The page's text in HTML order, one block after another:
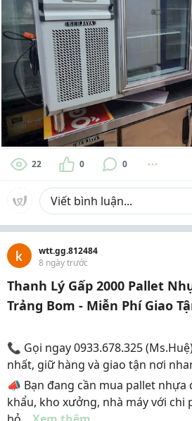
22 0 0
wtt.gg.812484
8 ngày trước
Thanh Lý Gấp 2000 Pallet
Trảng Bom - Miễn Phí Giao
📞 Gọi ngay 0933.678.325
nhất, giữ hàng và giao tận nơi
📣 Bạn đang cần mua pallet nhựa
khẩu, kho xưởng, nhà máy với chi